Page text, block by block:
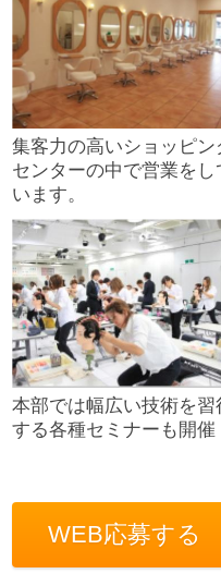
集客力の高いショッピン
センターの中で営業をし
います。
本部では幅広い技術を習
する各種セミナーも開催
WEB応募する